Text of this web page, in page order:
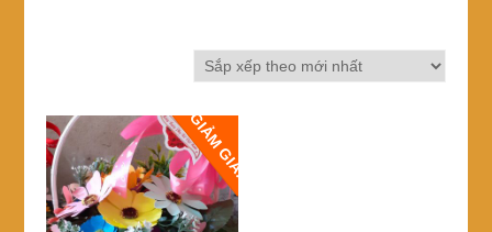
GIẢM GIÁ!